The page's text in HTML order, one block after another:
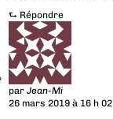
⮑ Répondre
parJean-Mi
26 mars 2019 à 16 h